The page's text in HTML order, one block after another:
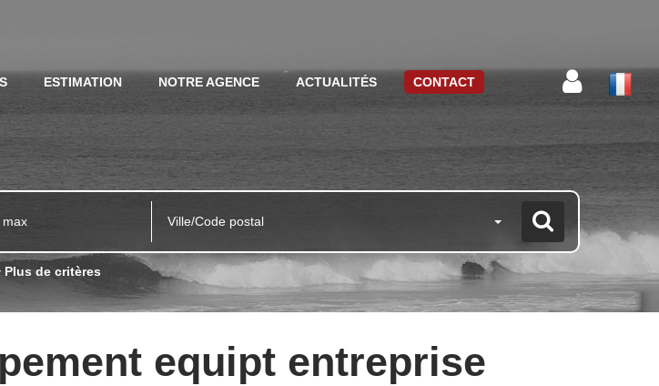
ESTIMATION NOTRE AGENCE ACTUALITÉS CONTACT
Ville/Code postal
Plus de critères
equipt entreprise